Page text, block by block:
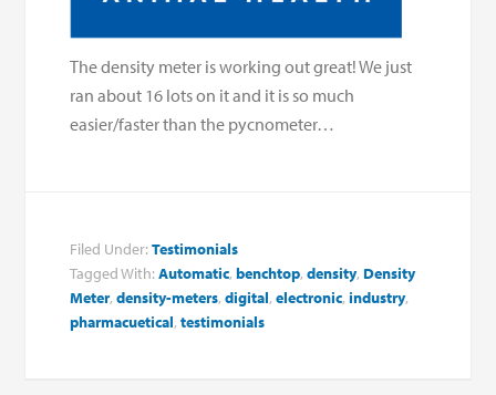
The density meter is working out great! We just
ran about 16 lots on it and it is so much
easier/faster than the pycnometer…
Filed Under:Testimonials
Tagged With:Automatic,benchtop,density, Density
Meter,density-meters,digital,electronic,industry,
pharmacuetical,testimonials